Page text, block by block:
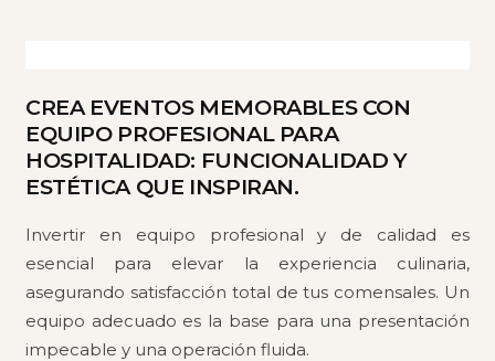
CREA EVENTOS MEMORABLES CON
EQUIPO PROFESIONAL PARA
HOSPITALIDAD: FUNCIONALIDAD Y
ESTÉTICA QUE INSPIRAN.
Invertir en equipo profesional y de calidad es
esencial para elevar la experiencia culinaria,
asegurando satisfacción total de tus comensales. Un
equipo adecuado es la base para una presentación
impecable y una operación fluida.